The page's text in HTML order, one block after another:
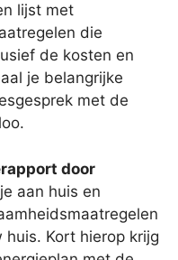
lijst met
die
de kosten en
je belangrijke
met de
door
aan huis en
Kort hierop krijg